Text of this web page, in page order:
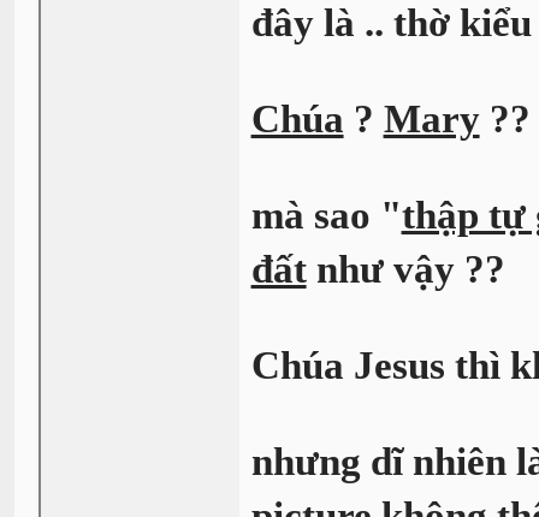
đây là .. thờ
Chúa ? Mary??
mà sao "thập tự
đấtnhư vậy ??
Chúa Jesus thì
nhưng dĩ nhiên